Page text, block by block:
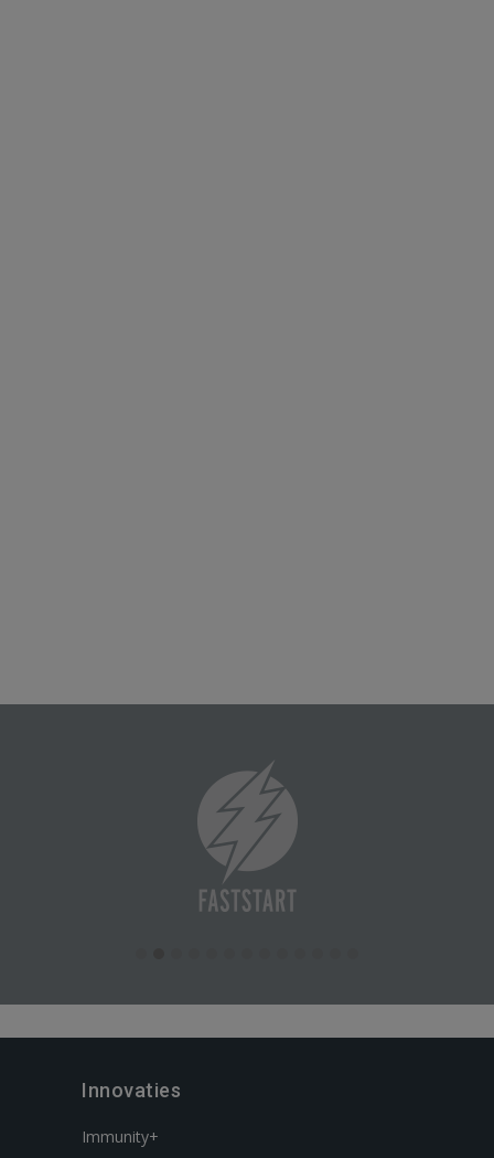
Innovaties
Immunity+